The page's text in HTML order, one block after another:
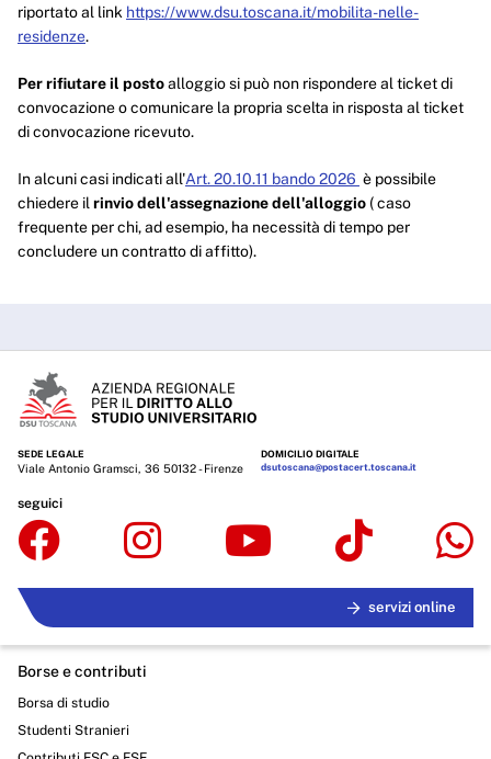
riportato al link https://www.dsu.toscana.it/mobilita-nelle-
residenze.
Per rifiutare il postoalloggio si può non rispondere al ticket di
convocazione o comunicare la propria scelta in risposta al ticket
di convocazione ricevuto.
In alcuni casi indicati all'Art. 20.10.11 bando 2026 è possibile
chiedere ilrinvio dell'assegnazione dell'alloggio ( caso
frequente per chi, ad esempio, ha necessità di tempo per
concludere un contratto di affitto).
SEDE LEGALE
Viale Antonio Gramsci, 36 50132 - Firenze
DOMICILIO DIGITALE
dsutoscana@postacert.toscana.it
seguici
servizi online
Borse e contributi
Borsa di studio
Studenti Stranieri